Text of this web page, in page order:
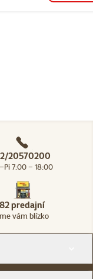
20570200
7:00 – 18:00
82 predajní
vám blízko